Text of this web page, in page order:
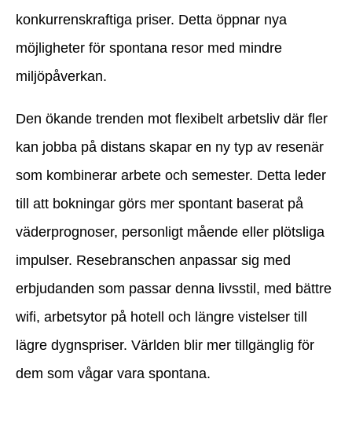
konkurrenskraftiga priser. Detta öppnar nya
möjligheter för spontana resor med mindre
miljöpåverkan.
Den ökande trenden mot flexibelt arbetsliv där fler
kan jobba på distans skapar en ny typ av resenär
som kombinerar arbete och semester. Detta leder
till att bokningar görs mer spontant baserat på
väderprognoser, personligt mående eller plötsliga
impulser. Resebranschen anpassar sig med
erbjudanden som passar denna livsstil, med bättre
wifi, arbetsytor på hotell och längre vistelser till
lägre dygnspriser. Världen blir mer tillgänglig för
dem som vågar vara spontana.